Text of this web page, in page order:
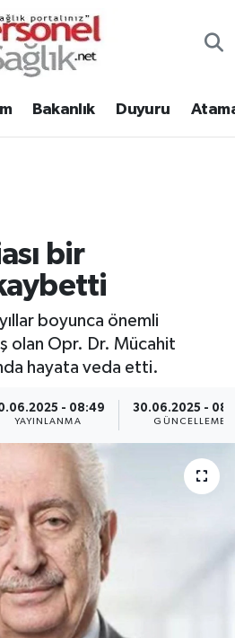
Bakanlık Duyuru
bir
boyunca önemli
olan Opr. Dr. Mücahit
hayata veda etti.
- 08:49
YAYINLANMA
30.06.2025 -
GÜNCELLEME